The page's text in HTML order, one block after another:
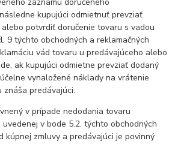
záznamu doručeného
kupujúci odmietnuť prevziať
potvrdiť doručenie tovaru s vadou
9 týchto obchodných a reklamačných
vád tovaru u predávajúceho alebo
ak kupujúci odmietne prevziať dodaný
vynaložené náklady na vrátenie
predávajúci.
v prípade nedodania tovaru
v bode 5.2. týchto obchodných
kúpnej zmluvy a predávajúci je povinný